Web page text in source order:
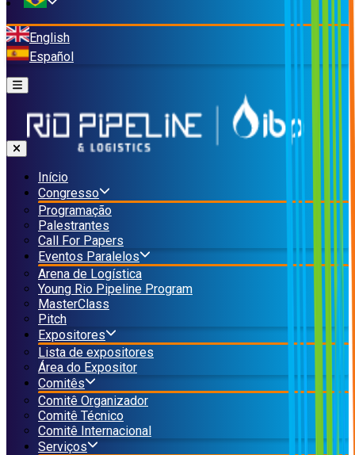
English
Español
Início
Congresso
Programação
Palestrantes
Call For Papers
Eventos Paralelos
Arena de Logística
Young Rio Pipeline Program
MasterClass
Pitch
Expositores
Lista de expositores
Área do Expositor
Comitês
Comitê Organizador
Comitê Técnico
Comitê Internacional
Serviços